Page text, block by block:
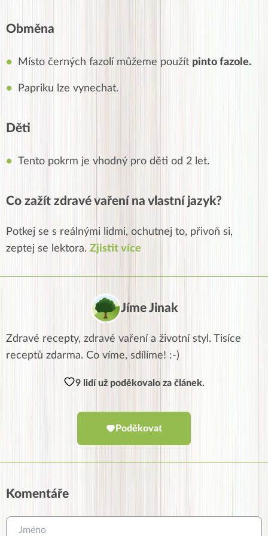
Obměna
Místo černých fazolí můžeme použít pinto fazole.
Papriku lze vynechat.
Děti
Tento pokrm je vhodný pro děti od 2 let.
Co zažít zdravé vaření na vlastní jazyk?
Potkej se s reálnými lidmi, ochutnej to, přivoň si,
zeptej se lektora. Zjistit více
Jíme Jinak
Zdravé recepty, zdravé vaření a životní styl. Tisíce
receptů zdarma. Co víme, sdílíme! :-)
9 lidí už poděkovalo za článek.
Poděkovat
Komentáře